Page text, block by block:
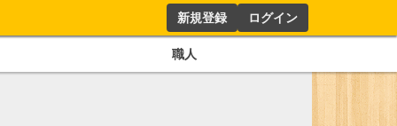
新規登録 ログイン
職人